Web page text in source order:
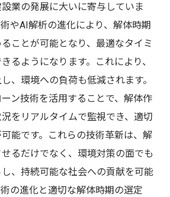
業の発展に大いに寄与していま
やAI解析の進化により、解体時期
ことが可能となり、最適なタイミ
るようになります。これにより、
、環境への負荷も低減されます。
ン技術を活用することで、解体作
をリアルタイムで監視でき、適切
能です。これらの技術革新は、解
るだけでなく、環境対策の面でも
、持続可能な社会への貢献を可能
の進化と適切な解体時期の選定